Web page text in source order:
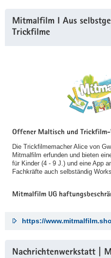
Mitmalfilm I Aus
Trickfilme
Offener Maltisch und Trickfilm-
Die Trickfilmemacher Alice von
Mitmalfilm erfunden und bieten
für Kinder (4 - 9 J.) und eine App
Fachkräfte auch selbständig
Mitmalfilm UG
https://
Nachrichtenwerkstatt |